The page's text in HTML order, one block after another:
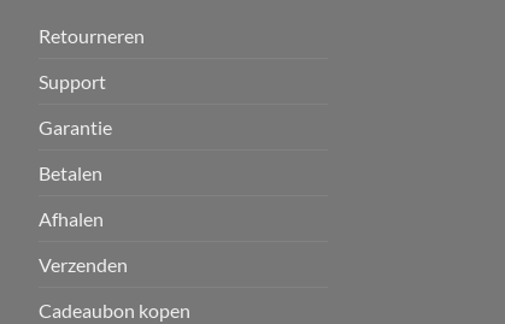
Retourneren
Support
Garantie
Betalen
Afhalen
Verzenden
Cadeaubon kopen